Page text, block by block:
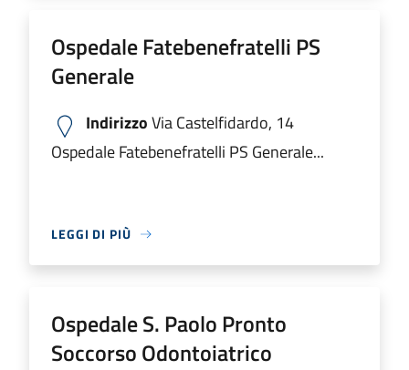
Ospedale Fatebenefratelli PS
Generale
IndirizzoVia Castelfidardo, 14
Ospedale Fatebenefratelli PS Generale...
LEGGI DI PIÙ
Ospedale S. Paolo Pronto
Soccorso Odontoiatrico